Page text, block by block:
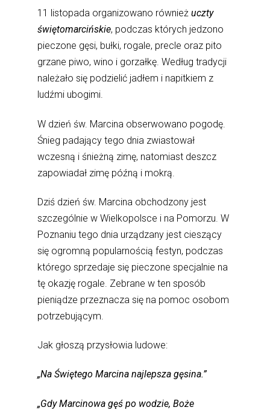
11 listopada organizowano równieżuczty
świętomarcińskie, podczas których jedzono
pieczone gęsi, bułki, rogale, precle oraz pito
grzane piwo, wino i gorzałkę. Według tradycji
należało się podzielić jadłem i napitkiem z
ludźmi ubogimi.
W dzień św. Marcina obserwowano pogodę.
Śnieg padający tego dnia zwiastował
wczesną i śnieżną zimę, natomiast deszcz
zapowiadał zimę późną i mokrą.
Dziś dzień św. Marcina obchodzony jest
szczególnie w Wielkopolsce i na Pomorzu. W
Poznaniu tego dnia urządzany jest cieszący
się ogromną popularnością festyn, podczas
którego sprzedaje się pieczone specjalnie na
tę okazję rogale. Zebrane w ten sposób
pieniądze przeznacza się na pomoc osobom
potrzebującym.
Jak głoszą przysłowia ludowe:
„Na Świętego Marcina najlepsza gęsina.”
„Gdy Marcinowa gęś po wodzie, Boże